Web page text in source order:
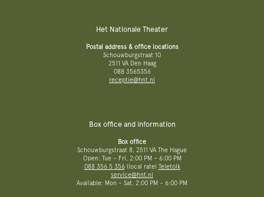
Het Nationale Theater
Postal address & office locations
Schouwburgstraat 10
2511 VA Den Haag
088 3565356
receptie@hnt.nl
Box office and information
Box office
Schouwburgstraat 8, 2511 VA The Hague
Open: Tue – Fri, 2:00 PM – 6:00 PM
088 356 5 356(local rate) Teletolk
service@hnt.nl
Available: Mon – Sat, 2:00 PM – 6:00 PM